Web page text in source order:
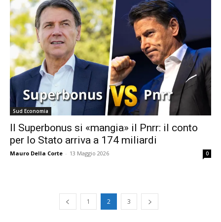
Sud Economia
Il Superbonus si «mangia» il Pnrr: il conto
per lo Stato arriva a 174 miliardi
Mauro Della Corte - 13 Maggio 2026 0
1 2 3